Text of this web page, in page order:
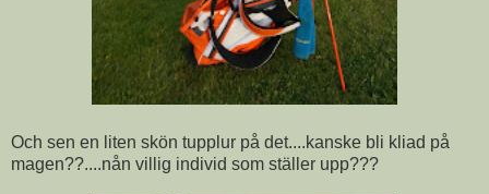
Och sen en liten skön tupplur på det....kanske bli kliad på
magen??....nån villig individ som ställer upp???